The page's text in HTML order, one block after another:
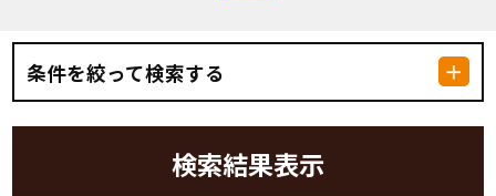
条件を絞って検索する
検索結果表示